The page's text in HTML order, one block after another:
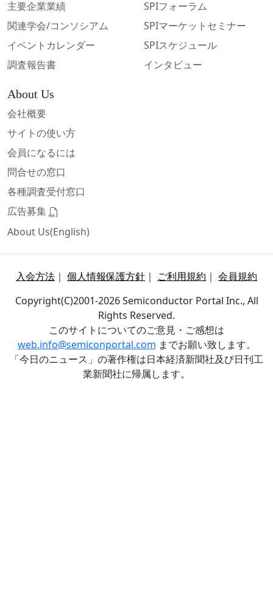
主要企業業績
関連学会/コンソシアム
イベントカレンダー
調査報告書
SPIフォーラム
SPIマーケットセミナー
SPIスケジュール
インタビュー
About Us
会社概要
サイトの使い方
会員になるには
問合せの窓口
各種調査受付窓口
広告募集
About Us(English)
入会方法 ｜ 個人情報保護方針 ｜ ご利用規約 ｜ 会員規約
Copyright(C)2001-2026 Semiconductor Portal Inc., All
Rights Reserved.
このサイトについてのご意見・ご感想は
web.info@semiconportal.com までお願い致します。
「今日のニュース」の著作権は日本経済新聞社及び日刊工
業新聞社に帰属します。